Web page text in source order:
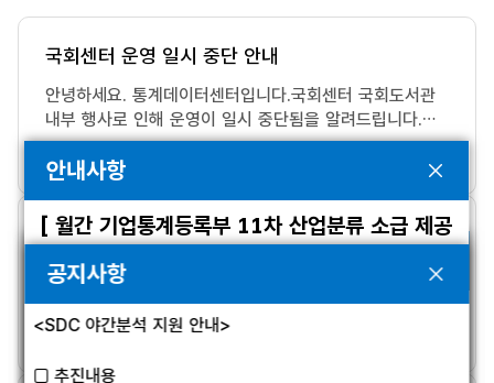
공지사항
안내사항
[ 월간 기업통계등록부 11차 산업분류 소급 제공
정 제공합니다.
한국표준산업분류 개정(10차 → 11차, ’24.7월)에 따라 기
공지사항
<SDC 야간분석 지원 안내>
□ 추진내용
국회센터 운영 일시 중단 안내
안녕하세요. 통계데이터센터입니다.국회센터 국회도서관
내부 행사로 인해 운영이 일시 중단됨을 알려드립니다.중
단기간: 2026. 08. 07.(금)이용에 불편을 드려 죄송합니
다.문의: 02) 310-9050
2026-08-05
센터 내 가상환경(VDI) OS 업그레이드 작업안내
통계데이터센터 이용자 여러분께 안내해 드립니다. 센터
서비스 제공을 위하여운영체제(OS) 업그레이드 작업을 다
> (변경후)Windows 11작업일정: 2026.05.27. ~
2026-05-27